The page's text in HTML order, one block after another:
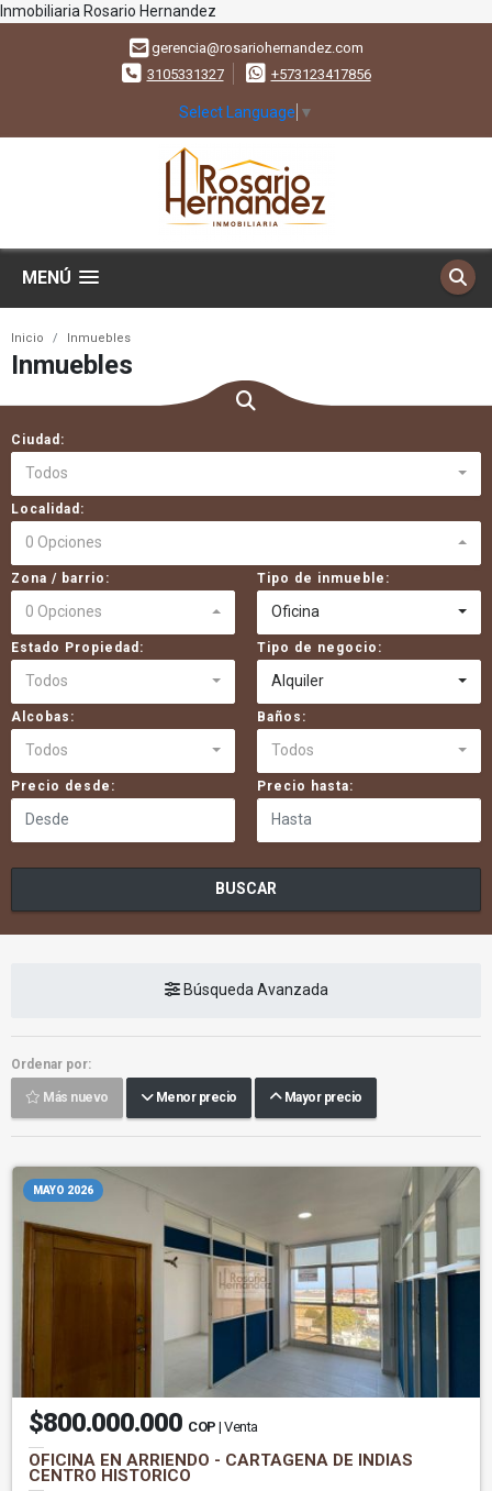
Inmobiliaria Rosario Hernandez
gerencia@rosariohernandez.com
3105331327
+573123417856
Select Language ▼
MENÚ
Inicio Inmuebles
Inmuebles
Ciudad:
Todos
Localidad:
0 Opciones
Zona / barrio:
0 Opciones
Tipo de inmueble:
Oficina
Estado Propiedad:
Todos
Tipo de negocio:
Alquiler
Alcobas:
Todos
Baños:
Todos
Precio desde: Precio hasta:
BUSCAR
Búsqueda Avanzada
Ordenar por:
Más nuevo Menor precio Mayor precio
MAYO 2026
$800.000.000 COP | Venta
OFICINA EN ARRIENDO - CARTAGENA DE INDIAS
CENTRO HISTORICO